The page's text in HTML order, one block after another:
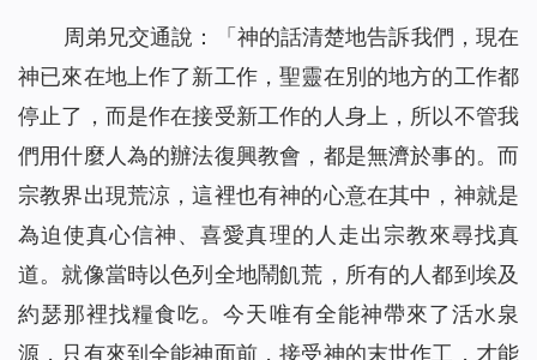
周弟兄交通說：「神的話清楚地告訴我們，現在
神已來在地上作了新工作，聖靈在別的地方的工作都
停止了，而是作在接受新工作的人身上，所以不管我
們用什麼人為的辦法復興教會，都是無濟於事的。而
宗教界出現荒涼，這裡也有神的心意在其中，神就是
為迫使真心信神、喜愛真理的人走出宗教來尋找真
道。就像當時以色列全地鬧飢荒，所有的人都到埃及
約瑟那裡找糧食吃。今天唯有全能神帶來了活水泉
源，只有來到全能神面前，接受神的末世作工，才能